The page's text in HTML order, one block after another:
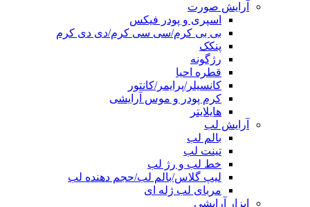
آرایش صورت
اسپری و پودر فیکس
بی بی کرم/سی سی کرم/دی دی کرم
پنکک
رژگونه
قطره احیا
کانسیلر/پرایمر/کانتور
کرم پودر و موس آرایشی
هایلایتر
آرایش لب
بالم لب
تینت لب
خط لب و رژ لب
لیپ گلاس/بالم لب/حجم دهنده لب
مربای لب ژله ای
ابزار آرایشی